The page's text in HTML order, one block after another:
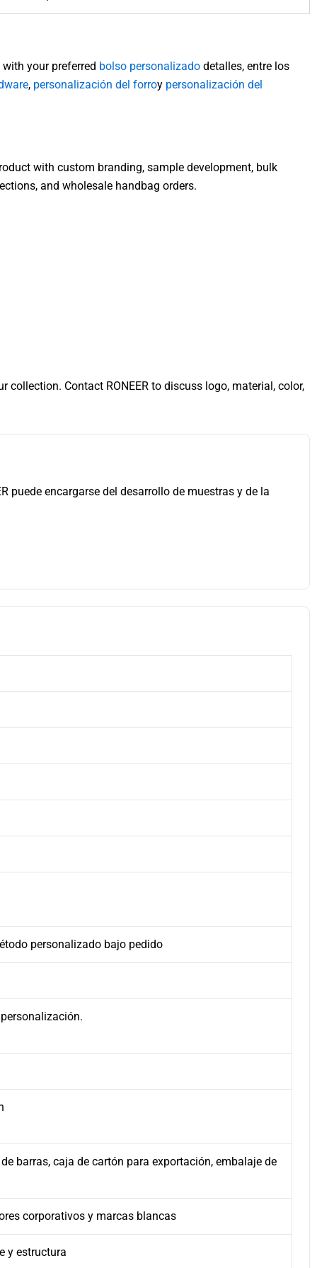
your preferred bolso personalizado detalles, entre los
, personalización del forroy personalización del
with custom branding, sample development, bulk
and wholesale handbag orders.
Contact RONEER to discuss logo, material, color,
puede encargarse del desarrollo de muestras y de la
personalizado bajo pedido
barras, caja de cartón para exportación, embalaje de
corporativos y marcas blancas
y estructura